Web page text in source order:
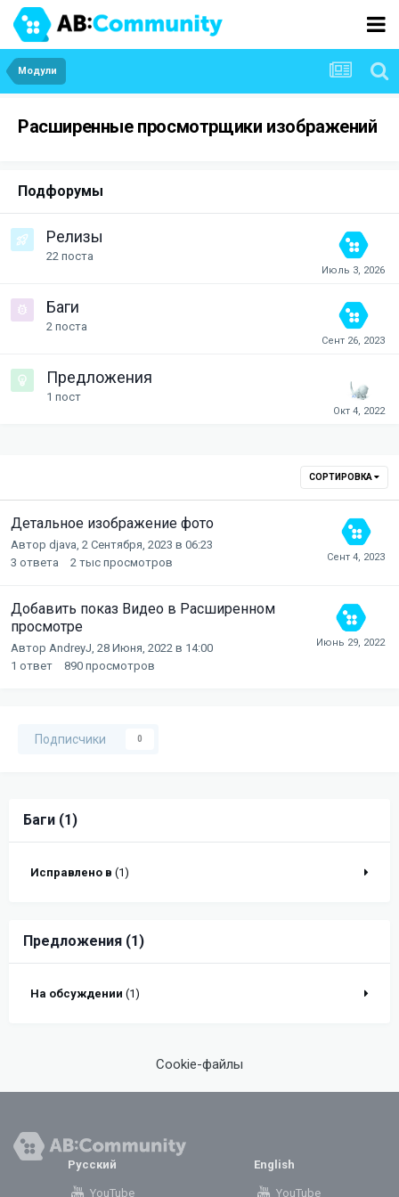
Модули
Расширенные просмотрщики изображений
Подфорумы
Релизы
22 поста
Баги
2 поста
Предложения
1 пост
СОРТИРОВКА
Детальное изображение фото
Автор djava 2 Сентября, 2023 в 06:23
3 ответа 2 тыс просмотров
Добавить показ Видео в Расширенном
просмотре
Автор AndreyJ 28 Июня, 2022 в 14:00
1 ответ 890 просмотров
Подписчики 0
Баги (1)
Исправлено в (1)
Предложения (1)
На обсуждении (1)
Cookie-файлы
Русский
YouTube
English
YouTube